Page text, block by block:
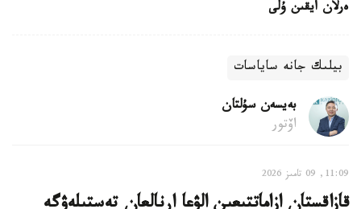
ەرلان ايقىن ۇلى
بيلىك جانە ساياسات
بەيسەن سۇلتان
اۆتور
11:09, 09 تامىز 2026